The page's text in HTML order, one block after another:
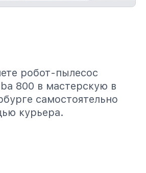
робот-пылесос
800 в мастерскую в
самостоятельно
курьера.